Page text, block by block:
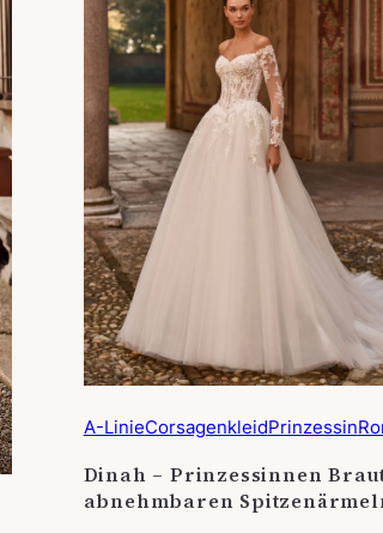
A-LinieCorsagenkleidPrinzessin
Dinah – Prinzessinnen
abnehmbaren